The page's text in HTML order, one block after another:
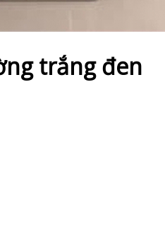
trắng đen